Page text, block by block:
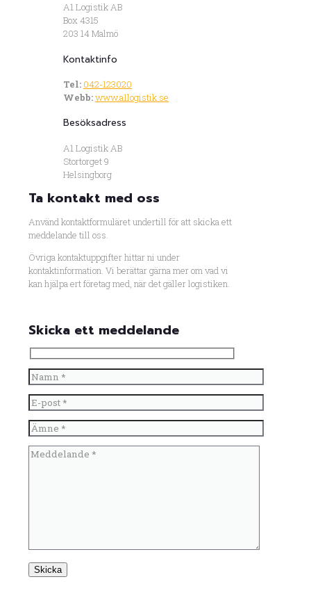
A1 Logistik AB
Box 4315
203 14 Malmö
Kontaktinfo
Tel: 042-123020
Webb:www.a1logistik.se
Besöksadress
A1 Logistik AB
Stortorget 9
Helsingborg
Ta kontakt med oss
Använd kontaktformuläret undertill för att skicka ett
meddelande till oss.
Övriga kontaktuppgifter hittar ni under
kontaktinformation. Vi berättar gärna mer om vad vi
kan hjälpa ert företag med, när det gäller logistiken.
Skicka ett meddelande
Please leave this field empty.